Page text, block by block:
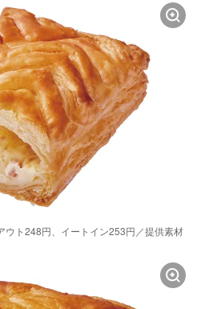
ウト248円、イートイン253円／提供素材